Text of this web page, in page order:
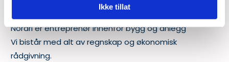
Ikke tillat
Nordri er entreprenør innenfor bygg og anlegg
Vi bistår med alt av regnskap og økonomisk
rådgivning.